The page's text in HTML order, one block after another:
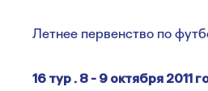
Летнее первенство по
16 тур . 8 - 9 октября 2011